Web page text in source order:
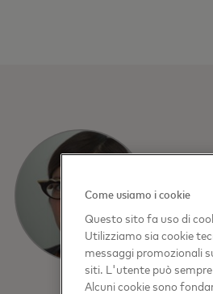
Come usiamo i cookie
Questo sito fa uso di
Utilizziamo sia cookie
messaggi promozionali
siti. L'utente può sempre
Alcuni cookie sono